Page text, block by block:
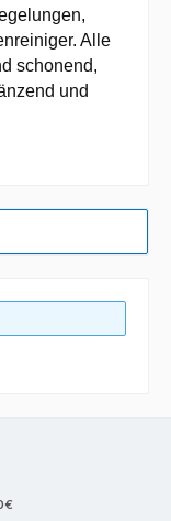
Alle
schonend,
und